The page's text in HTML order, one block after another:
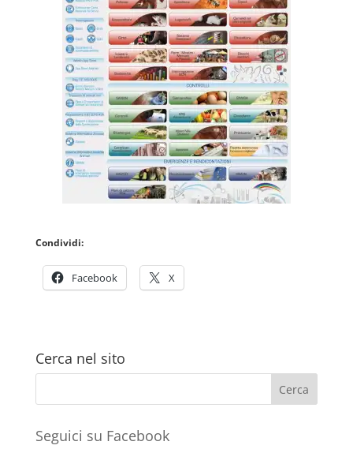
Condividi:
Facebook X
Cerca nel sito
Seguici su Facebook